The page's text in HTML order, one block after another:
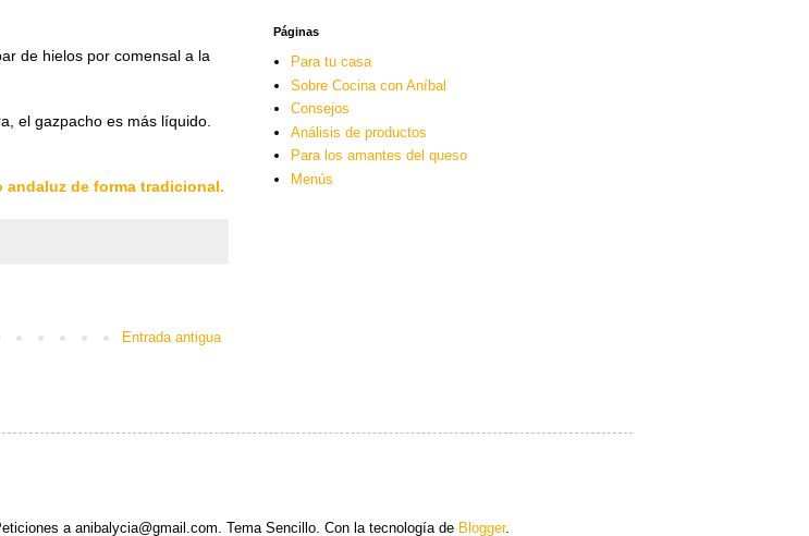
de hielos por comensal a la
el gazpacho es más líquido.
andaluz de forma tradicional.
Entrada antigua
Páginas
Para tu casa
Sobre Cocina con Aníbal
Consejos
Análisis de productos
Para los amantes del queso
Menús
a anibalycia@gmail.com. Tema Sencillo. Con la tecnología de Blogger.